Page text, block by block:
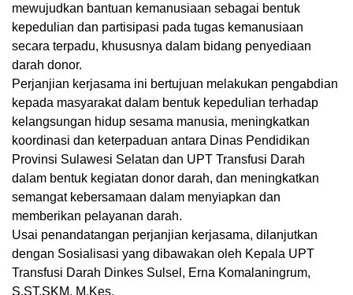
mewujudkan bantuan kemanusiaan sebagai bentuk
kepedulian dan partisipasi pada tugas kemanusiaan
secara terpadu, khususnya dalam bidang penyediaan
darah donor.
Perjanjian kerjasama ini bertujuan melakukan pengabdian
kepada masyarakat dalam bentuk kepedulian terhadap
kelangsungan hidup sesama manusia, meningkatkan
koordinasi dan keterpaduan antara Dinas Pendidikan
Provinsi Sulawesi Selatan dan UPT Transfusi Darah
dalam bentuk kegiatan donor darah, dan meningkatkan
semangat kebersamaan dalam menyiapkan dan
memberikan pelayanan darah.
Usai penandatangan perjanjian kerjasama, dilanjutkan
dengan Sosialisasi yang dibawakan oleh Kepala UPT
Transfusi Darah Dinkes Sulsel, Erna Komalaningrum,
S.ST.SKM, M.Kes.